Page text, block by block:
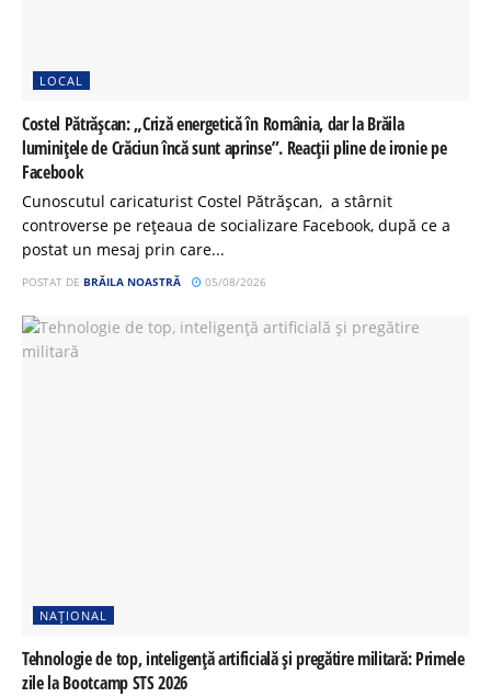
LOCAL
Costel Pătrășcan: „Criză energetică în România, dar la Brăila
luminițele de Crăciun încă sunt aprinse”. Reacții pline de ironie pe
Facebook
Cunoscutul caricaturist Costel Pătrășcan, a stârnit
controverse pe rețeaua de socializare Facebook, după ce a
postat un mesaj prin care...
POSTAT DE BRĂILA NOASTRĂ 05/08/2026
NAȚIONAL
Tehnologie de top, inteligență artificială și pregătire militară: Primele
zile la Bootcamp STS 2026